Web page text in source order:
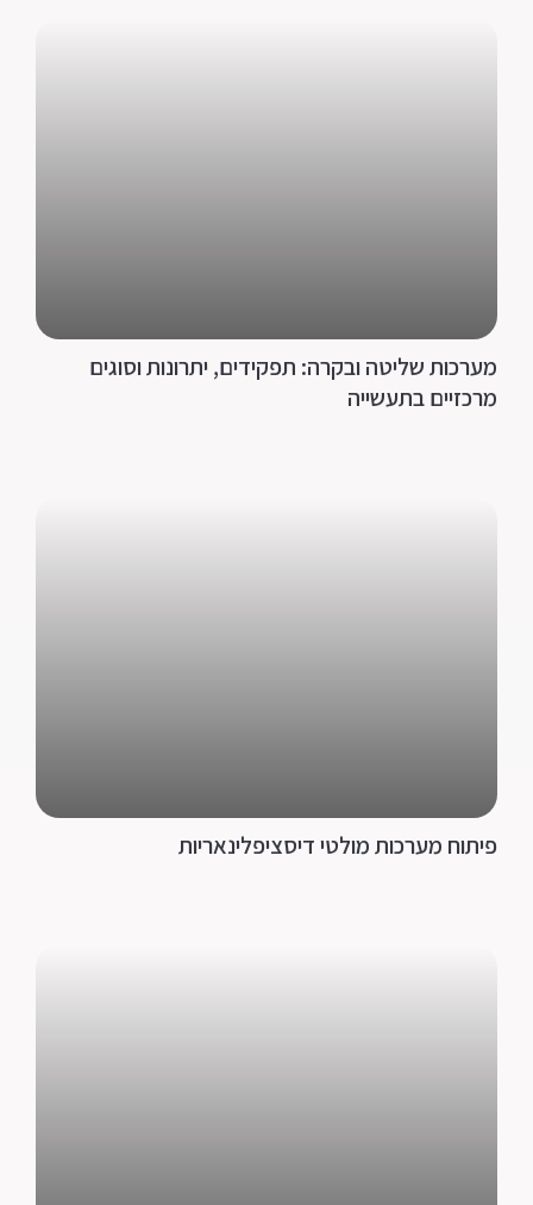
מערכות שליטה ובקרה: תפקידים, יתרונות וסוגים
מרכזיים בתעשייה
פיתוח מערכות מולטי דיסציפלינאריות